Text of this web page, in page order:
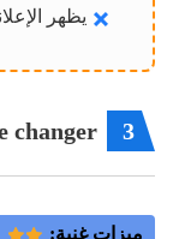
يظهر
3
changer
ميزات غنية: